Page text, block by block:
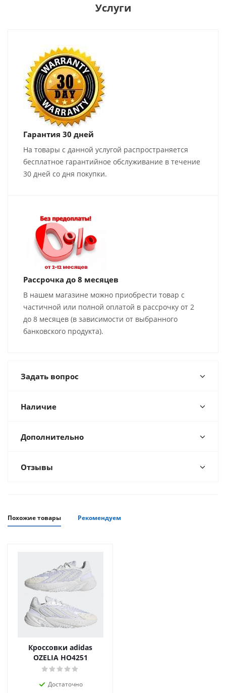
Услуги
Гарантия 30 дней
На товары с данной услугой распространяется
бесплатное гарантийное обслуживание в течение
30 дней со дня покупки.
Рассрочка до 8 месяцев
В нашем магазине можно приобрести товар с
частичной или полной оплатой в рассрочку от 2
до 8 месяцев (в зависимости от выбранного
банковского продукта).
Задать вопрос
Наличие
Дополнительно
Отзывы
Похожие товары Рекомендуем
Кроссовки adidas
OZELIA HO4251
Достаточно